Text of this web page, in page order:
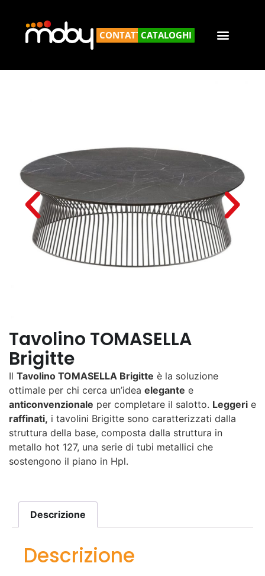
CONTATTACICATALOGHI
Tavolino TOMASELLA
Brigitte
Il Tavolino TOMASELLA Brigitte è la soluzione
ottimale per chi cerca un’idea elegante e
anticonvenzionale per completare il salotto. Leggeri e
raffinati, i tavolini Brigitte sono caratterizzati dalla
struttura della base, composta dalla struttura in
metallo hot 127, una serie di tubi metallici che
sostengono il piano in Hpl.
Descrizione
Descrizione